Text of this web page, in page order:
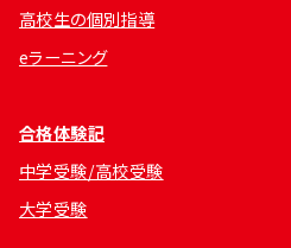
高校生の個別指導
eラーニング
合格体験記
中学受験/高校受験
大学受験